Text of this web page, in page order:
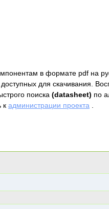
в формате pdf на
для скачивания.
поиска (datasheet) по
к администрации проекта .